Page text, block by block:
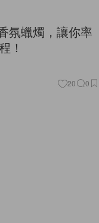
氛蠟燭，讓你率
！
20 0